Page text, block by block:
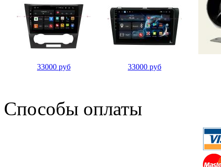
33000 руб 33000 руб
Способы оплаты